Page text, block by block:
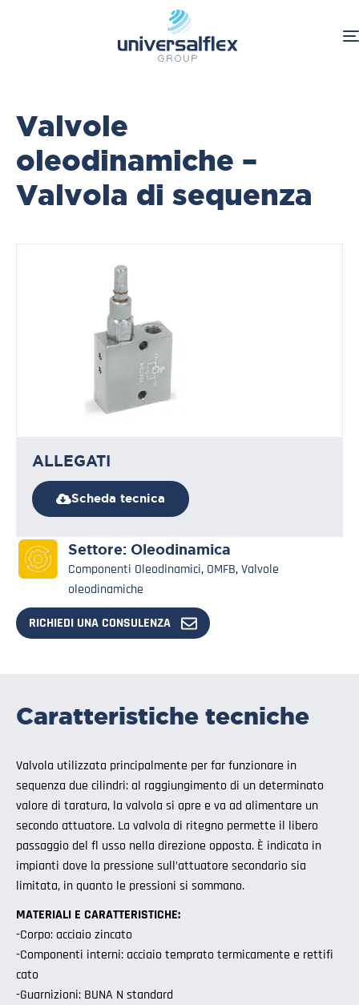
Valvole
oleodinamiche –
Valvola di sequenza
ALLEGATI
Scheda tecnica
Settore: Oleodinamica
Componenti Oleodinamici, OMFB,Valvole
oleodinamiche
RICHIEDI UNA CONSULENZA
Caratteristiche tecniche
Valvola utilizzata principalmente per far funzionare in
sequenza due cilindri: al raggiungimento di un determinato
valore di taratura, la valvola si apre e va ad alimentare un
secondo attuatore. La valvola di ritegno permette il libero
passaggio del fl usso nella direzione opposta. È indicata in
impianti dove la pressione sull’attuatore secondario sia
limitata, in quanto le pressioni si sommano.
MATERIALI E CARATTERISTICHE:
-Corpo: acciaio zincato
-Componenti interni: acciaio temprato termicamente e rettifi
cato
-Guarnizioni: BUNA N standard